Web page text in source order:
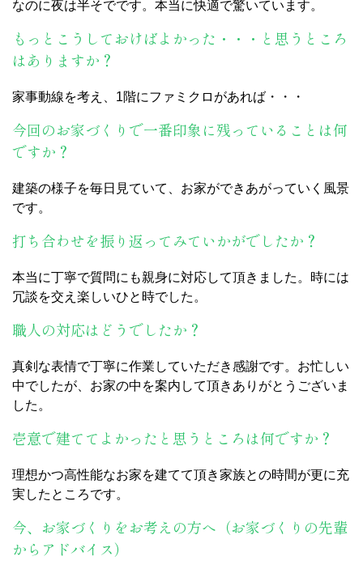
なのに夜は半そでです。本当に快適で驚いています。
もっとこうしておけばよかった・・・と思うところ
はありますか？
家事動線を考え、1階にファミクロがあれば・・・
今回のお家づくりで一番印象に残っていることは何
ですか？
建築の様子を毎日見ていて、お家ができあがっていく風景
です。
打ち合わせを振り返ってみていかがでしたか？
本当に丁寧で質問にも親身に対応して頂きました。時には
冗談を交え楽しいひと時でした。
職人の対応はどうでしたか？
真剣な表情で丁寧に作業していただき感謝です。お忙しい
中でしたが、お家の中を案内して頂きありがとうございま
した。
壱意で建ててよかったと思うところは何ですか？
理想かつ高性能なお家を建てて頂き家族との時間が更に充
実したところです。
今、お家づくりをお考えの方へ（お家づくりの先輩
からアドバイス）